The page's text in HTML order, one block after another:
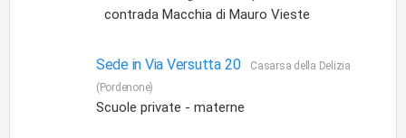
contrada Macchia di Mauro Vieste
Sede in Via Versutta 20
Casarsa della Delizia
(Pordenone)
Scuole private - materne